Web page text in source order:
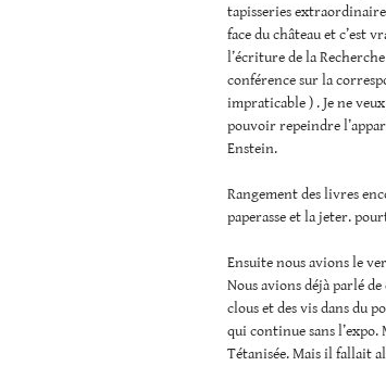
tapisseries
face du château et c’est
l’écriture de la
conférence sur la
impraticable ) . Je ne
pouvoir repeindre
Enstein.
Rangement des livres
paperasse et la jeter.
Ensuite nous avions le
Nous avions déjà parlé
clous et des vis dans du
qui continue sans
Tétanisée. Mais il fallait